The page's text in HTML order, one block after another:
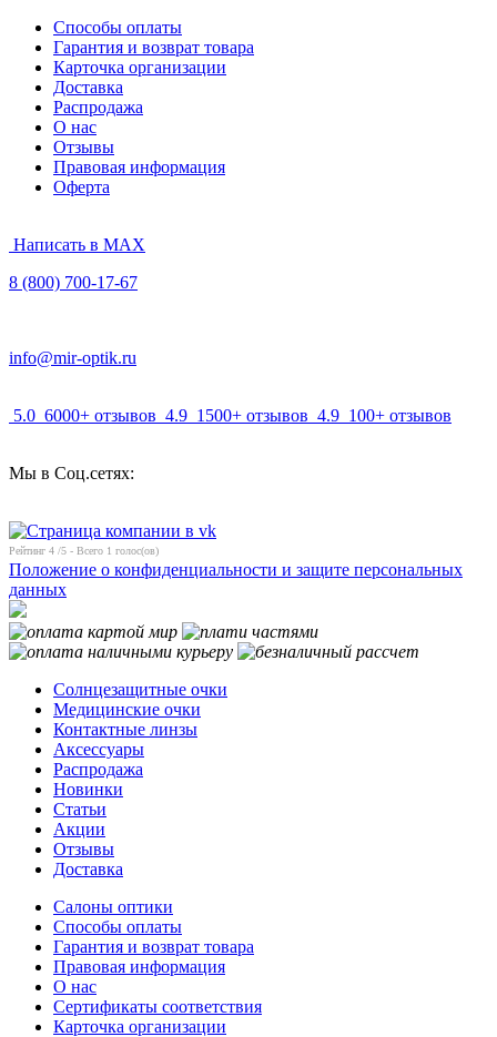
Способы оплаты
Гарантия и возврат товара
Карточка организации
Доставка
Распродажа
О нас
Отзывы
Правовая информация
Оферта
Написать в MAX
8 (800) 700-17-67
info@mir-optik.ru
5.0 6000+ отзывов 4.9 1500+ отзывов 4.9 100+ отзывов
Мы в Соц.сетях:
Рейтинг 4 /5 - Всего 1 голос(ов)
Положение о конфиденциальности и защите персональных
данных
Солнцезащитные очки
Медицинские очки
Контактные линзы
Аксессуары
Распродажа
Новинки
Статьи
Акции
Отзывы
Доставка
Салоны оптики
Способы оплаты
Гарантия и возврат товара
Правовая информация
О нас
Сертификаты соответствия
Карточка организации